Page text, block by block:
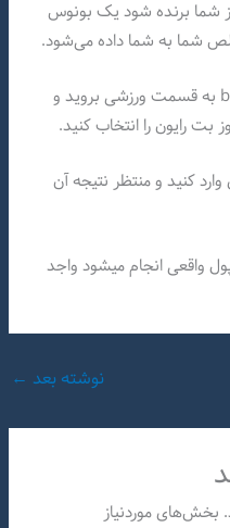
شما برنده شود یک بونوس
شما به شما داده می‌شود.
برای استفاده از میکس روز bet rayon به قسمت ورزشی بروید و
رایون را انتخاب کنید.
کنید و منتظر نتیجه آن
واقعی انجام میشود واجد
نوشته بعد ←
بخش‌های موردنیاز